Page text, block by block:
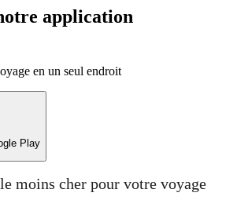
application
en un seul endroit
Play
moins cher pour votre voyage